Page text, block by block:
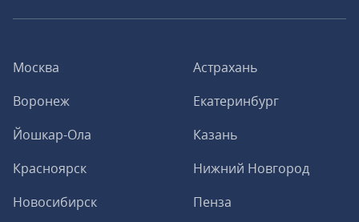
Москва
Астрахань
Воронеж
Екатеринбург
Йошкар-Ола
Казань
Красноярск
Нижний Новгород
Новосибирск
Пенза